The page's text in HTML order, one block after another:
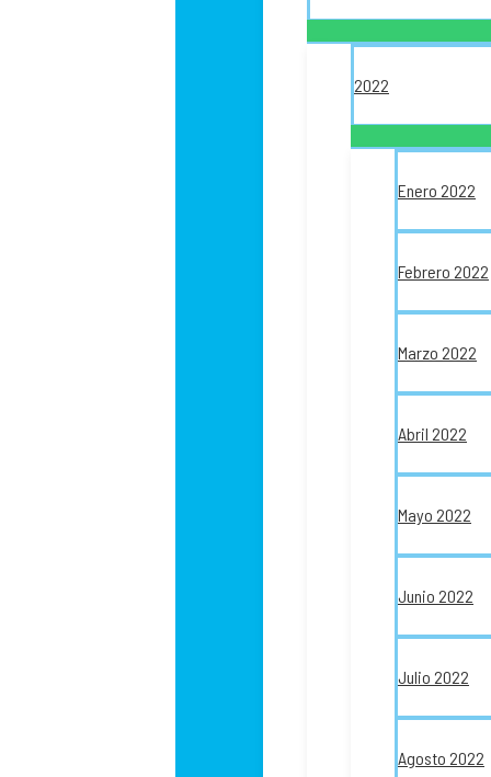
2022
Enero 2022
Febrero 2022
Marzo 2022
Abril 2022
Mayo 2022
Junio 2022
Julio 2022
Agosto 2022